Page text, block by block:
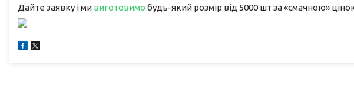
Дайте заявку і ми виготовимо будь-який розмір від 5000 шт за «смачною»